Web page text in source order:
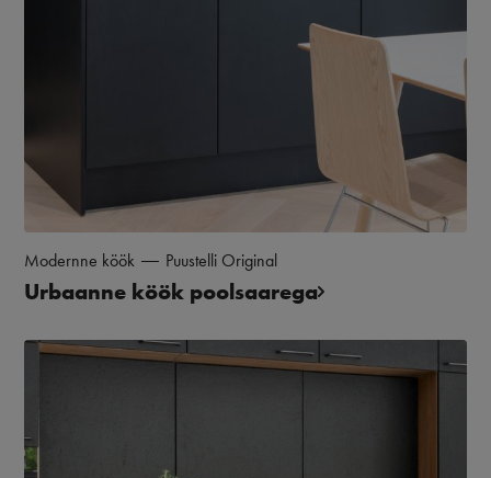
Modernne köök Puustelli Original
Urbaanne köök poolsaarega